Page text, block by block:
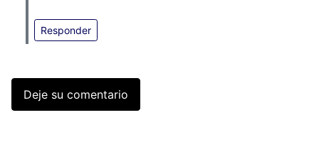
Responder
Deje su comentario